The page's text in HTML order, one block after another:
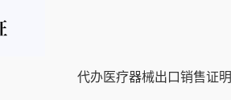
代办医疗器械出口销售证明